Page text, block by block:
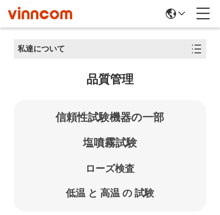
私達について
品質管理
信頼性試験機器の一部
塩噴霧試験
ローズ検査
低温 と 高温 の 試験